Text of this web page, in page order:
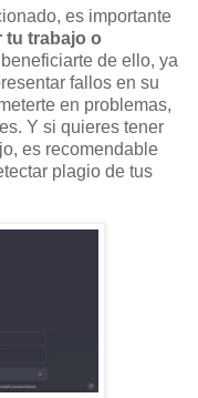
es importante
tu trabajo o
de ello, ya
fallos en su
en problemas,
Y si quieres tener
es recomendable
plagio de tus